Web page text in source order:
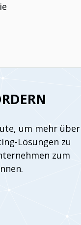
um mehr über
Lösungen zu
zum